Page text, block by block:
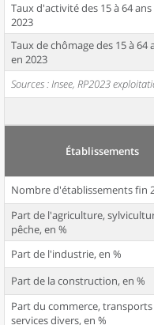
Taux d'activité des 15 à 64 ans
2023
Taux de chômage des 15 à 64
en 2023
Sources : Insee, RP2023
Établissements
Nombre d'établissements fin
Part de l'agriculture,
pêche, en %
Part de l'industrie, en %
Part de la construction, en %
Part du commerce,
services divers, en %